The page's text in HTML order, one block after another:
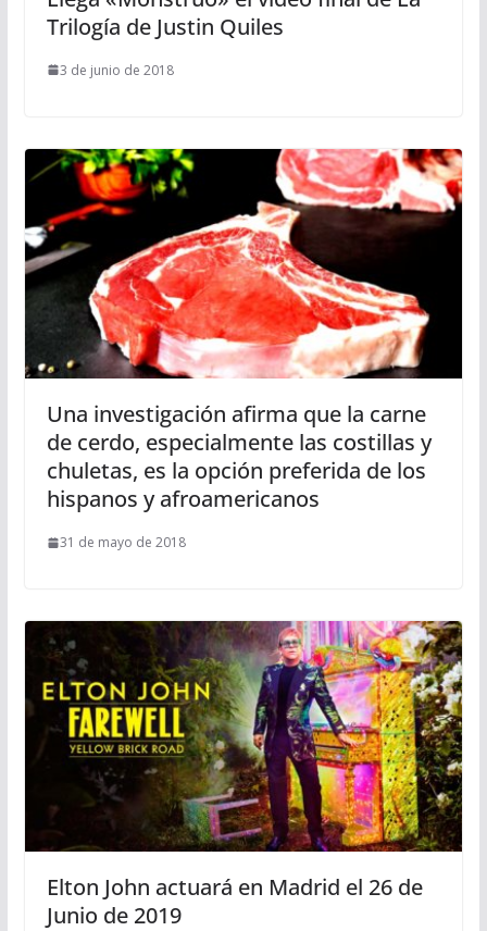
Trilogía de Justin Quiles
3 de junio de 2018
Una investigación afirma que la carne
de cerdo, especialmente las costillas y
chuletas, es la opción preferida de los
hispanos y afroamericanos
31 de mayo de 2018
Elton John actuará en Madrid el 26 de
Junio de 2019